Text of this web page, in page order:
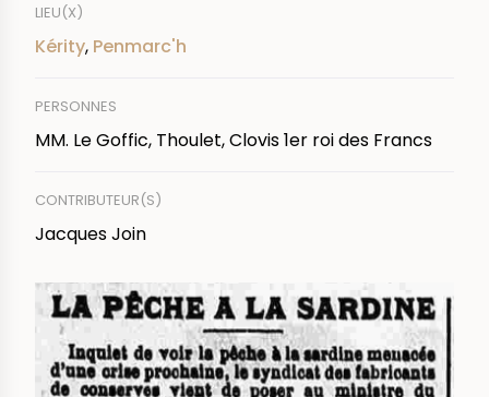
LIEU(X)
Kérity, Penmarc'h
PERSONNES
MM. Le Goffic, Thoulet, Clovis 1er roi des Francs
CONTRIBUTEUR(S)
Jacques Join
IMAGE